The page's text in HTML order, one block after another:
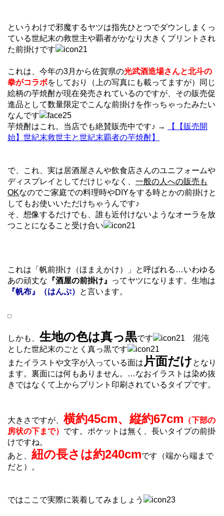
というわけで邪魔するヤツは指先ひとつでダウンしまくっ
ている世紀末の救世主や覇者がかなり大きくプリントされ
た前掛けです
これは、今年の3月から佐賀県の光武酒造場さんと北斗の
拳がコラボをしており（上の写真にも載ってますが）同じ
絵柄の芋焼酎が現在発売されているのですが、その販売促
進品として数量限定でこんな前掛けを作っちゃったみたい
なんです
芋焼酎はこれ。当店でも絶賛販売中です♪ →
【【販売開
始】世紀末救世主と世紀末覇者の芋焼酎】
で、これ、実は居酒屋さんや飲食店さんのユニフォームや
ディスプレイとしてだけじゃなく、 一般の人への販売も
OKなのでご家庭での料理時やDIYをする時とかの前掛けと
してもお使いいただけちゃうんです♪
そ、想像するだけでも、誰も近付けないようなオーラを放
つことになること受け合い
これは「帆前掛け（ほまえかけ）」と呼ばれる…いわゆる
あの頑丈な 『酒屋の前掛け』
ってヤツになります。生地は
『帆布』（はんぷ）
と言います。
しかも、 生地の色は真っ黒です
混沌
とした世紀末のごとく真っ黒です
またイラストや文字が入っている面は 片面だけ となり
ます。裏面には何もありません。…なおイラストは染め抜
きではなくて上からプリント印刷されているタイプです。
大きさですが、 横約45cm、縦約67cm （下部の
房状の下まで） です。ポケットは無く、長いタイプの前掛
けですね。
あと、 紐の長さは約240cmです（端から端まで
だと）。
ではここで実際に装着してみましょう